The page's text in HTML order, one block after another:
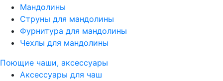
Мандолины
Струны для мандолины
Фурнитура для мандолины
Чехлы для мандолины
Поющие чаши, аксессуары
Аксессуары для чаш